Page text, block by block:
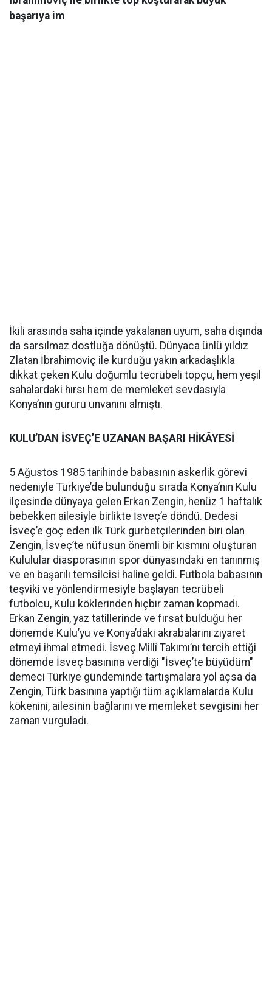
başarıya im
İkili arasında saha içinde yakalanan uyum, saha dışında
da sarsılmaz dostluğa dönüştü. Dünyaca ünlü yıldız
Zlatan İbrahimoviç ile kurduğu yakın arkadaşlıkla
dikkat çeken Kulu doğumlu tecrübeli topçu, hem yeşil
sahalardaki hırsı hem de memleket sevdasıyla
Konya’nın gururu unvanını almıştı.
KULU’DAN İSVEÇ’E UZANAN BAŞARI HİKÂYESİ
5 Ağustos 1985 tarihinde babasının askerlik görevi
nedeniyle Türkiye’de bulunduğu sırada Konya’nın Kulu
ilçesinde dünyaya gelen Erkan Zengin, henüz 1 haftalık
bebekken ailesiyle birlikte İsveç’e döndü. Dedesi
İsveç’e göç eden ilk Türk gurbetçilerinden biri olan
Zengin, İsveç’te nüfusun önemli bir kısmını oluşturan
Kululular diasporasının spor dünyasındaki en tanınmış
ve en başarılı temsilcisi haline geldi. Futbola babasının
teşviki ve yönlendirmesiyle başlayan tecrübeli
futbolcu, Kulu köklerinden hiçbir zaman kopmadı.
Erkan Zengin, yaz tatillerinde ve fırsat bulduğu her
dönemde Kulu’yu ve Konya’daki akrabalarını ziyaret
etmeyi ihmal etmedi. İsveç Millî Takımı’nı tercih ettiği
dönemde İsveç basınına verdiği "İsveç’te büyüdüm"
demeci Türkiye gündeminde tartışmalara yol açsa da
Zengin, Türk basınına yaptığı tüm açıklamalarda Kulu
kökenini, ailesinin bağlarını ve memleket sevgisini her
zaman vurguladı.